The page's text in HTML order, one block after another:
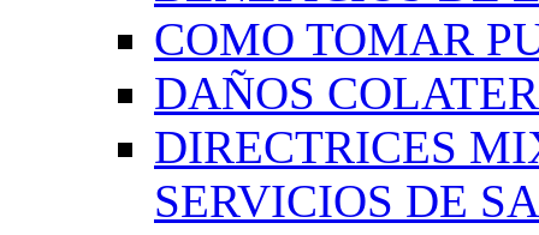
COMO TOMAR
DAÑOS
DIRECTRICES
SERVICIOS DE